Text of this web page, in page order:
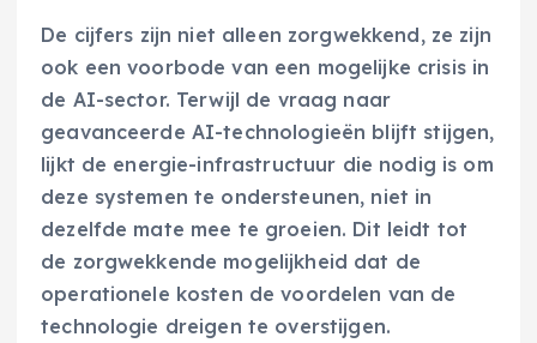
De cijfers zijn niet alleen zorgwekkend, ze zijn
ook een voorbode van een mogelijke crisis in
de AI-sector. Terwijl de vraag naar
geavanceerde AI-technologieën blijft stijgen,
lijkt de energie-infrastructuur die nodig is om
deze systemen te ondersteunen, niet in
dezelfde mate mee te groeien. Dit leidt tot
de zorgwekkende mogelijkheid dat de
operationele kosten de voordelen van de
technologie dreigen te overstijgen.